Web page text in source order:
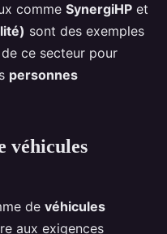
comme SynergiHP et
sont des exemples
ce secteur pour
personnes
véhicules
de véhicules
aux exigences